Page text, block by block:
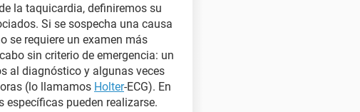
la taquicardia, definiremos su
Si se sospecha una causa
se requiere un examen más
sin criterio de emergencia: un
al diagnóstico y algunas veces
(lo llamamos Holter-ECG). En
específicas pueden realizarse.